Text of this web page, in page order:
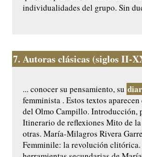
individualidades del grupo. Sin
7. Autoras clásicas (siglos II-
... conocer su pensamiento, su
femminista . Estos textos
del Olmo Campillo. Introducción,
Itinerario de reflexiones Mito de
otras. María-Milagros Rivera
Femminile: la revolución